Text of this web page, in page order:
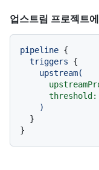
업스트림 프로젝트
pipeline {
triggers {
upstream(
threshold:
)